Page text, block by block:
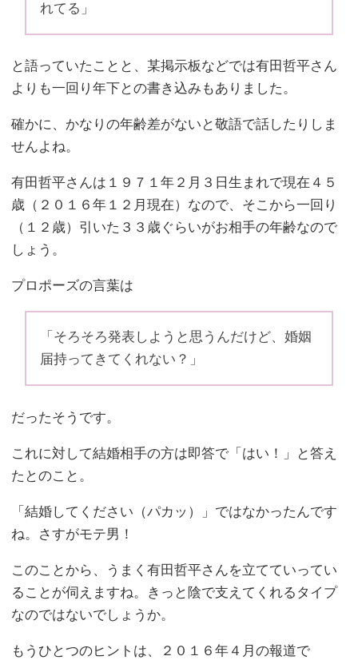
れてる」
と語っていたことと、某掲示板などでは有田哲平さん
よりも一回り年下との書き込みもありました。
確かに、かなりの年齢差がないと敬語で話したりしま
せんよね。
有田哲平さんは１９７１年２月３日生まれで現在４５
歳（２０１６年１２月現在）なので、そこから一回り
（１２歳）引いた３３歳ぐらいがお相手の年齢なので
しょう。
プロポーズの言葉は
「そろそろ発表しようと思うんだけど、婚姻
届持ってきてくれない？」
だったそうです。
これに対して結婚相手の方は即答で「はい！」と答え
たとのこと。
「結婚してください（パカッ）」ではなかったんです
ね。さすがモテ男！
このことから、うまく有田哲平さんを立てていってい
ることが伺えますね。きっと陰で支えてくれるタイプ
なのではないでしょうか。
もうひとつのヒントは、２０１６年４月の報道で